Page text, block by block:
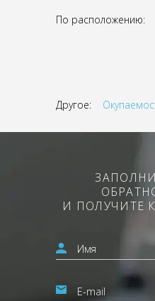
По расположению:
Другое:
И ПОЛУЧИТЕ